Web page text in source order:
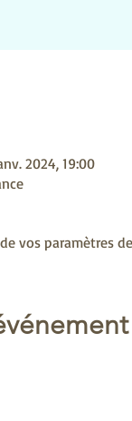
2024, 19:00
vos paramètres